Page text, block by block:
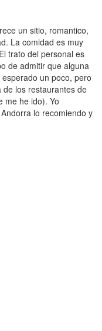
un sitio, romantico,
La comidad es muy
trato del personal es
de admitir que alguna
un poco, pero
los restaurantes de
me he ido). Yo
lo recomiendo y